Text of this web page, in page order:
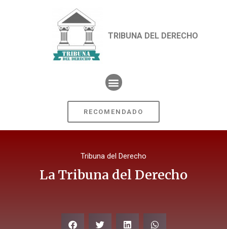
TRIBUNA DEL DERECHO
RECOMENDADO
Tribuna del Derecho
La Tribuna del Derecho